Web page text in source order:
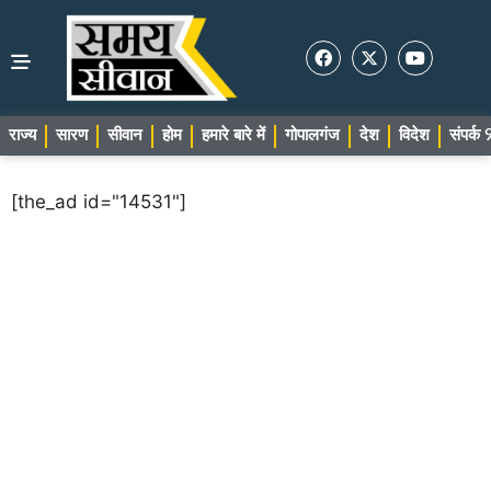
राज्य सारण सीवान होम हमारे बारे में गोपालगंज देश विदेश संपर्क
[the_ad id="14531"]